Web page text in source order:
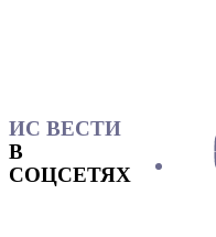
ИС ВЕСТИ
В
СОЦСЕТЯХ